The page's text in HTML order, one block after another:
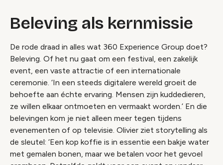
Beleving als kernmissie
De rode draad in alles wat 360 Experience Group doet?
Beleving. Of het nu gaat om een festival, een zakelijk
event, een vaste attractie of een internationale
ceremonie. ‘In een steeds digitalere wereld groeit de
behoefte aan échte ervaring. Mensen zijn kuddedieren,
ze willen elkaar ontmoeten en vermaakt worden.’ En die
belevingen kom je niet alleen meer tegen tijdens
evenementen of op televisie. Olivier ziet storytelling als
de sleutel: ‘Een kop koffie is in essentie een bakje water
met gemalen bonen, maar we betalen voor het gevoel